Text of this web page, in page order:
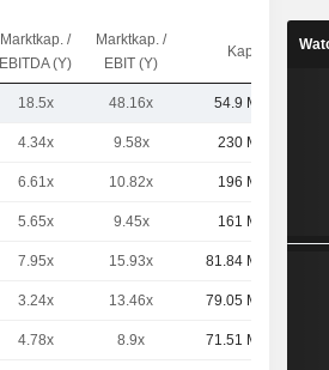
Marktkap. /
EBITDA (Y)
Marktkap. /
EBIT (Y)
Kap.($)
18.5x 48.16x 54.9 Mrd.
4.34x 9.58x 230 Mrd.
6.61x 10.82x 196 Mrd.
5.65x 9.45x 161 Mrd.
7.95x 15.93x 81.84 Mrd.
3.24x 13.46x 79.05 Mrd.
4.78x 8.9x 71.51 Mrd.